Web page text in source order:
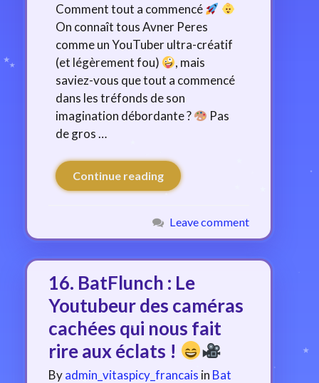
Comment tout a commencé
On connaît tous Avner Peres
comme un YouTuber ultra-créatif
(et légèrement fou)
, mais
saviez-vous que tout a commencé
dans les tréfonds de son
imagination débordante ?
Pas
de gros …
Continue reading
Leave comment
16. BatFlunch : Le
Youtubeur des caméras
cachées qui nous fait
rire aux éclats !
Byadmin_vitaspicy_francais in Bat